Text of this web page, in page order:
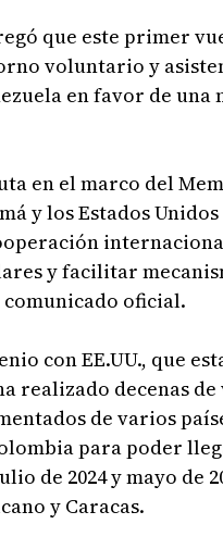
que este primer
voluntario y
en favor de
en el marco del
y los Estados
y facilitar
oficial.
con EE.UU., que
realizado decenas
de varios
para poder
de 2024 y mayo de
y Caracas.